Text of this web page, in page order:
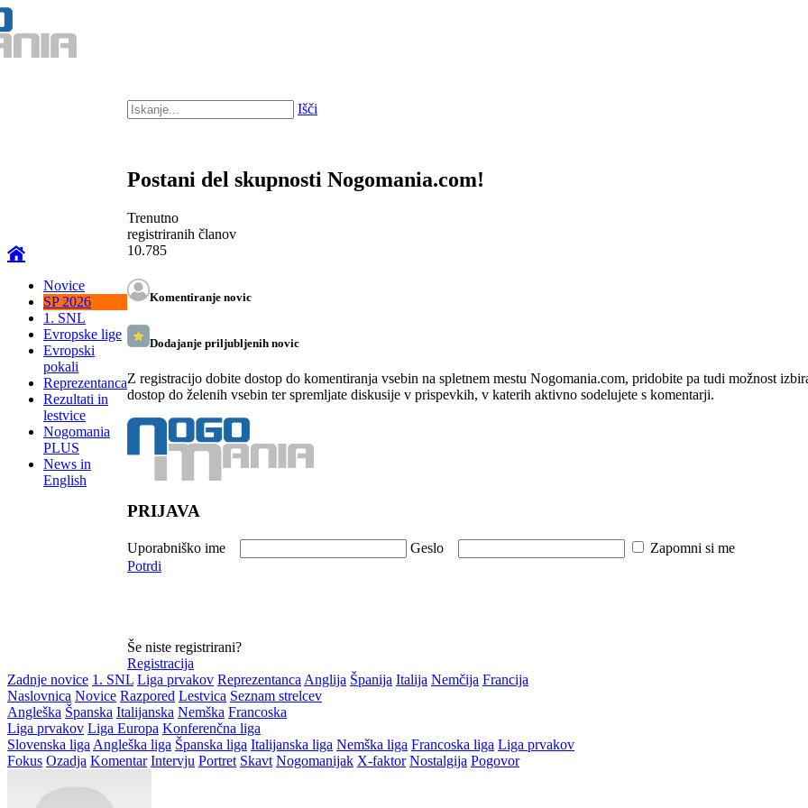
Novice
SP 2026
1. SNL
Evropske lige
Evropski
pokali
Reprezentanca
Rezultati in
lestvice
Nogomania
PLUS
News in
English
Išči
Postani del skupnosti Nogomania.com!
Trenutno
registriranih članov
10.785
Komentiranje novic
Dodajanje priljubljenih novic
Z registracijo dobite dostop do komentiranja vsebin na spletnem mestu Nogomania.com, pridobite pa tudi možnost
dostop do želenih vsebin ter spremljate diskusije v prispevkih, v katerih aktivno sodelujete s komentarji.
PRIJAVA
Uporabniško ime Geslo Zapomni si me
Potrdi
Še niste registrirani?
Registracija
Zadnje novice 1. SNL Liga prvakov Reprezentanca Anglija Španija Italija Nemčija Francija
Naslovnica Novice Razpored Lestvica Seznam strelcev
Angleška Španska Italijanska Nemška Francoska
Liga prvakov Liga Europa Konferenčna liga
Slovenska liga Angleška liga Španska liga Italijanska liga Nemška liga Francoska liga Liga prvakov
Fokus Ozadja Komentar Intervju Portret Skavt Nogomanijak X-faktor Nostalgija Pogovor